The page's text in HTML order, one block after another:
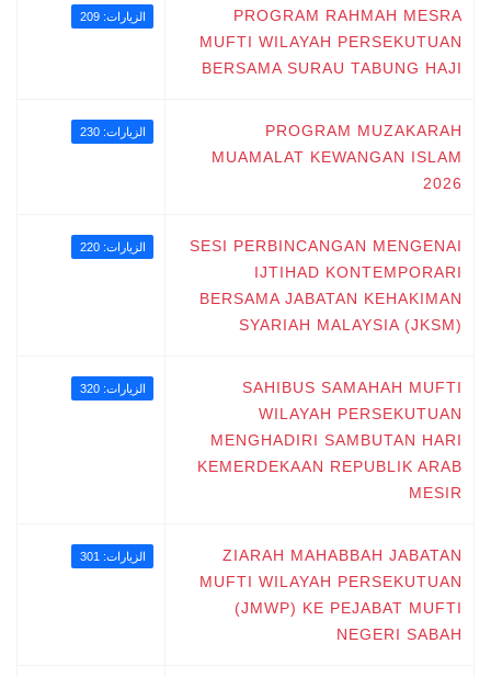
PROGRAM RAHMAH MESRA
MUFTI WILAYAH PERSEKUTUAN
BERSAMA SURAU TABUNG HAJI
الزيارات: 209
PROGRAM MUZAKARAH
MUAMALAT KEWANGAN ISLAM
2026
الزيارات: 230
SESI PERBINCANGAN MENGENAI
IJTIHAD KONTEMPORARI
BERSAMA JABATAN KEHAKIMAN
SYARIAH MALAYSIA (JKSM)
الزيارات: 220
SAHIBUS SAMAHAH MUFTI
WILAYAH PERSEKUTUAN
MENGHADIRI SAMBUTAN HARI
KEMERDEKAAN REPUBLIK ARAB
MESIR
الزيارات: 320
ZIARAH MAHABBAH JABATAN
MUFTI WILAYAH PERSEKUTUAN
(JMWP) KE PEJABAT MUFTI
NEGERI SABAH
الزيارات: 301